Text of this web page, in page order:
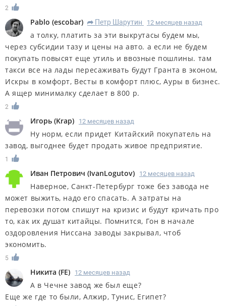
2
Pablo (escobar) R Петр Шарутин 12 месяцев назад
а толку, платить за эти выкрутасы будем мы,
через субсидии тазу и цены на авто. а если не будем
покупать повысят еще утиль и ввозные пошлины. там
такси все на лады пересаживать будут Гранта в эконом,
Искры в комфорт, Весты в комфорт плюс, Ауры в бизнес.
А ящер минималку сделает в 800 р.
2
Игорь (Krap) 12 месяцев назад
Ну норм, если придет Китайский покупатель на
завод, выгоднее будет продать живое предприятие.
1
Иван Петрович (IvanLogutov) 12 месяцев назад
Наверное, Санкт-Петербург тоже без завода не
может выжить, надо его спасать. А затраты на
перевозки потом спишут на кризис и будут кричать про
то, как их душат китайцы. Помнится, Гон в начале
оздоровления Ниссана заводы закрывал, чтоб
экономить.
5
Никита (FE) 12 месяцев назад
А в Чечне завод же был еще?
Еще же где то были, Алжир, Тунис, Египет?